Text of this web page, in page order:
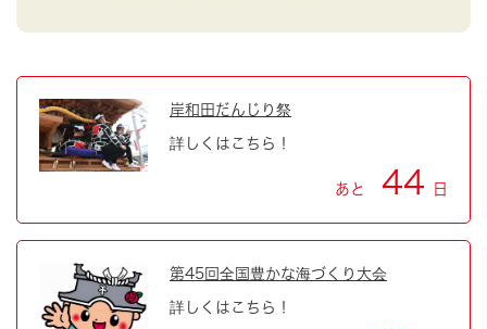
岸和田だんじり祭
詳しくはこちら！
あと 44 日
第45回全国豊かな海づくり大会
詳しくはこちら！